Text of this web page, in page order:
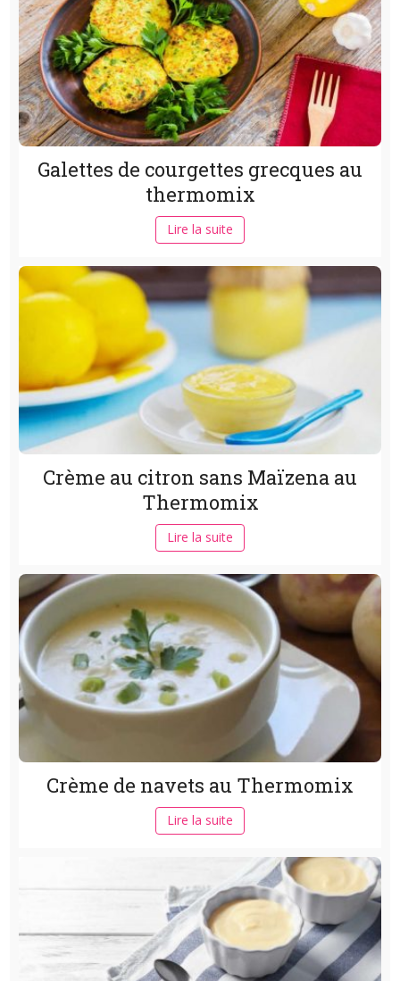
Galettes de courgettes grecques au
thermomix
Lire la suite
Crème au citron sans Maïzena au
Thermomix
Lire la suite
Crème de navets au Thermomix
Lire la suite